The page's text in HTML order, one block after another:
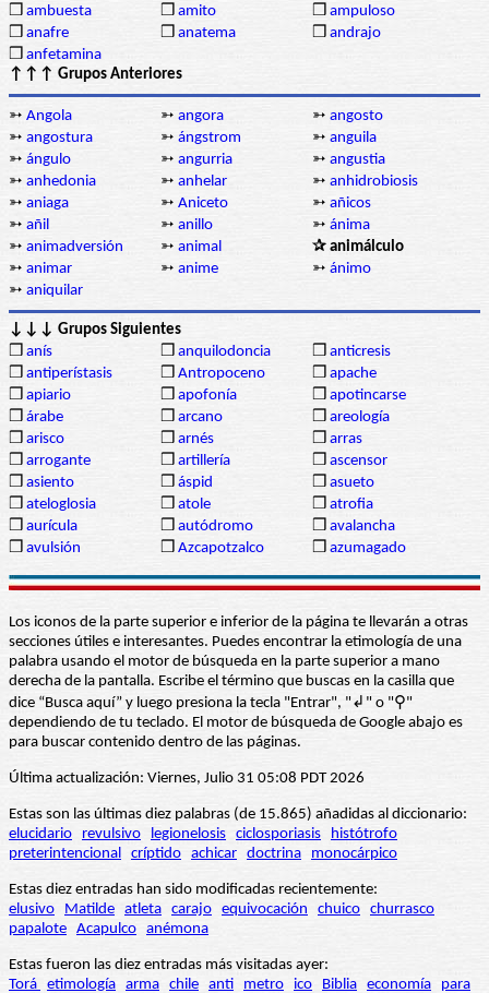
❒ ambuesta ❒ amito ❒ ampuloso
❒ anafre ❒ anatema ❒ andrajo
❒ anfetamina
↑↑↑ Grupos Anteriores
➳ Angola ➳ angora ➳ angosto
➳ angostura ➳ ángstrom ➳ anguila
➳ ángulo ➳ angurria ➳ angustia
➳ anhedonia ➳ anhelar ➳ anhidrobiosis
➳ aniaga ➳ Aniceto ➳ añicos
➳ añil ➳ anillo ➳ ánima
➳ animadversión ➳ animal
✰ animálculo
➳ animar ➳ anime ➳ ánimo
➳ aniquilar
↓↓↓ Grupos Siguientes
❒ anís ❒ anquilodoncia ❒ anticresis
❒ antiperístasis ❒ Antropoceno ❒ apache
❒ apiario ❒ apofonía ❒ apotincarse
❒ árabe ❒ arcano ❒ areología
❒ arisco ❒ arnés ❒ arras
❒ arrogante ❒ artillería ❒ ascensor
❒ asiento ❒ áspid ❒ asueto
❒ ateloglosia ❒ atole ❒ atrofia
❒ aurícula ❒ autódromo ❒ avalancha
❒ avulsión ❒ Azcapotzalco ❒ azumagado
Los iconos de la parte superior e inferior de la página te llevarán a otras
secciones útiles e interesantes. Puedes encontrar la etimología de una
palabra usando el motor de búsqueda en la parte superior a mano
derecha de la pantalla. Escribe el término que buscas en la casilla que
dice “Busca aquí” y luego presiona la tecla "Entrar", "↲" o "⚲"
dependiendo de tu teclado. El motor de búsqueda de Google abajo es
para buscar contenido dentro de las páginas.
Última actualización: Viernes, Julio 31 05:08 PDT 2026
Estas son las últimas diez palabras (de 15.865) añadidas al diccionario:
elucidario
revulsivo legionelosis ciclosporiasis
histótrofo
preterintencional críptido achicar doctrina monocárpico
Estas diez entradas han sido modificadas recientemente:
elusivo
Matilde atleta carajo equivocación chuico churrasco
papalote Acapulco anémona
Estas fueron las diez entradas más visitadas ayer:
Torá etimología arma chile anti metro ico Biblia economía para